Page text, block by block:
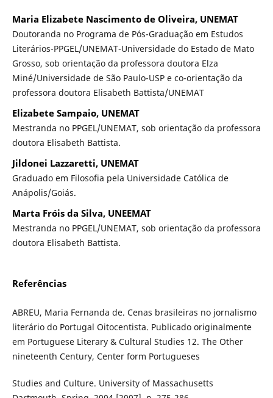
Maria Elizabete Nascimento de Oliveira, UNEMAT
Doutoranda no Programa de Pós-Graduação em Estudos
Literários-PPGEL/UNEMAT-Universidade do Estado de Mato
Grosso, sob orientação da professora doutora Elza
Miné/Universidade de São Paulo-USP e co-orientação da
professora doutora Elisabeth Battista/UNEMAT
Elizabete Sampaio, UNEMAT
Mestranda no PPGEL/UNEMAT, sob orientação da professora
doutora Elisabeth Battista.
Jildonei Lazzaretti, UNEMAT
Graduado em Filosofia pela Universidade Católica de
Anápolis/Goiás.
Marta Fróis da Silva, UNEEMAT
Mestranda no PPGEL/UNEMAT, sob orientação da professora
doutora Elisabeth Battista.
Referências
ABREU, Maria Fernanda de. Cenas brasileiras no jornalismo
literário do Portugal Oitocentista. Publicado originalmente
em Portuguese Literary & Cultural Studies 12. The Other
nineteenth Century, Center form Portugueses
Studies and Culture. University of Massachusetts